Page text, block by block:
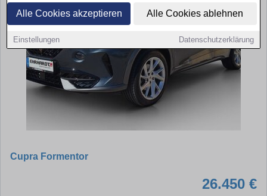
Alle Cookies akzeptieren Alle Cookies ablehnen
Einstellungen Datenschutzerklärung
Cupra Formentor
26.450 €